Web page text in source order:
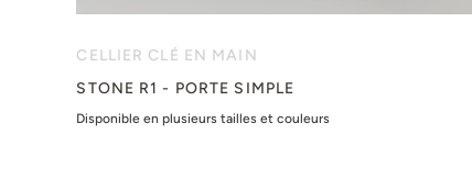
CELLIER CLÉ EN MAIN
STONE R1 - PORTE SIMPLE
Disponible en plusieurs tailles et couleurs